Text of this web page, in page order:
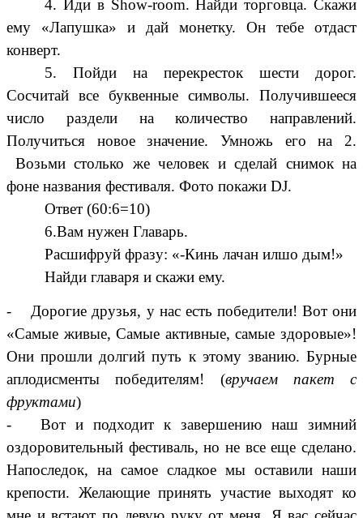
4.
Иди в Show-room. Найди торговца. Скажи
ему «Лапушка» и дай монетку. Он тебе отдаст
конверт.
5. Пойди на перекресток шести дорог.
Сосчитай все буквенные символы. Получившееся
число раздели на количество направлений.
Получиться новое значение. Умножь его на 2.
Возьми столько же человек и сделай снимок на
фоне названия фестиваля. Фото покажи DJ.
Ответ (60:6=10)
6.Вам нужен Главарь.
Расшифруй фразу: «-Кинь лачан илшо дым!»
Найди главаря и скажи ему.
- Дорогие друзья, у нас есть победители! Вот они
«Самые живые, Самые активные, самые здоровые»!
Они прошли долгий путь к этому званию. Бурные
аплодисменты победителям! (вручаем пакет с
фруктами)
- Вот и подходит к завершению наш зимний
оздоровительный фестиваль, но не все еще сделано.
Напоследок, на самое сладкое мы оставили наши
крепости. Желающие принять участие выходят ко